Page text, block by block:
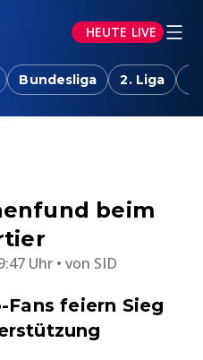
HEUTE LIVE
Bundesliga 2. Liga
beim
Uhr von SID
feiern Sieg